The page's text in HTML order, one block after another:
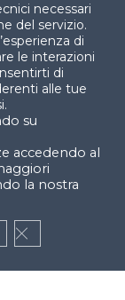
Dipartimento
necessari
del servizio.
di
le interazioni
di
alle tue
su
accedendo al
la nostra
Close GDPR